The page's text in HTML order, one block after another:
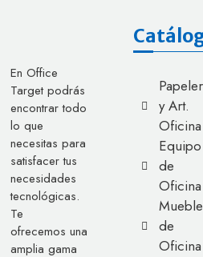
En Office
Target podrás
encontrar todo
lo que
necesitas para
satisfacer tus
necesidades
tecnológicas.
Te
ofrecemos una
amplia gama
y Art.
Oficina
Equipo
de
Oficina
de
Oficina